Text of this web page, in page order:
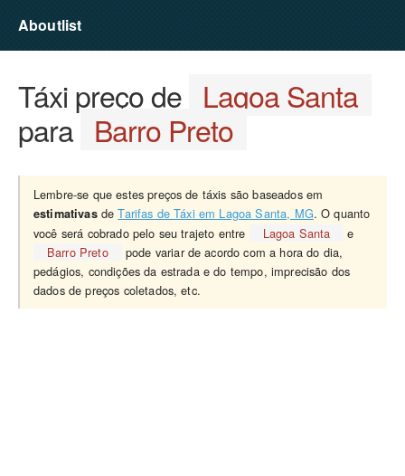
Aboutlist
Táxi preço de Lagoa Santa
para Barro Preto
Lembre-se que estes preços de táxis são baseados em
estimativasdeTarifas de Táxi em Lagoa Santa, MG. O quanto
você será cobrado pelo seu trajeto entre
Lagoa Santa
e
Barro Preto
pode variar de acordo com a hora do dia,
pedágios, condições da estrada e do tempo, imprecisão dos
dados de preços coletados, etc.